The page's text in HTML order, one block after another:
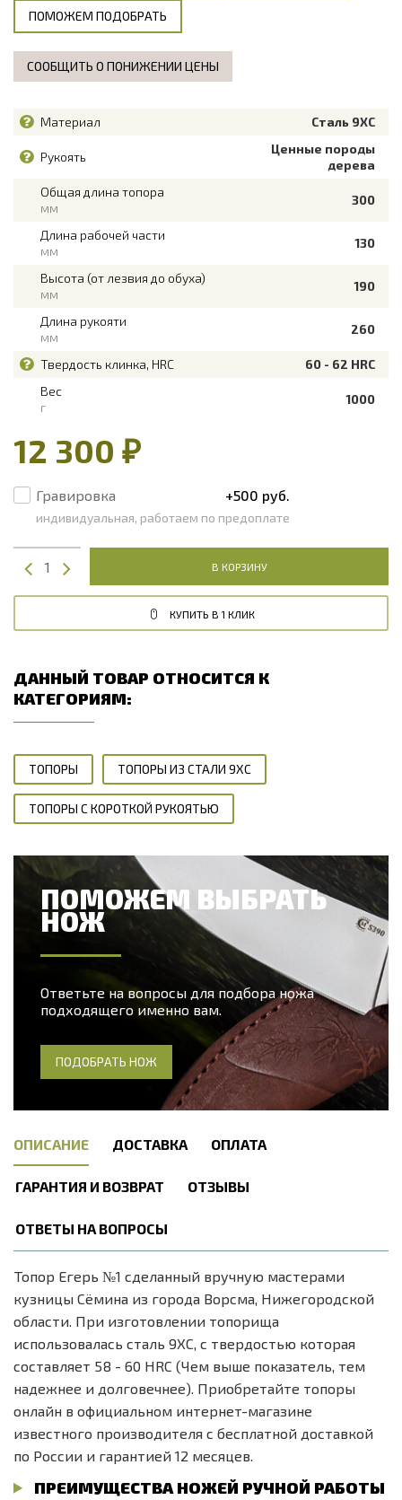
ПОМОЖЕМ ПОДОБРАТЬ
СООБЩИТЬ О ПОНИЖЕНИИ ЦЕНЫ
Материал Сталь 9ХС
Рукоять
Ценные породы
дерева
Общая длина топора
мм
300
Длина рабочей части
мм
130
Высота (от лезвия до обуха)
мм
190
Длина рукояти
мм
260
Твердость клинка, HRC
60 - 62 HRC
Вес
г
1000
12 300 ₽
Гравировка +500 руб.
индивидуальная, работаем по предоплате
В КОРЗИНУ
КУПИТЬ В 1 КЛИК
ДАННЫЙ ТОВАР ОТНОСИТСЯ К
КАТЕГОРИЯМ:
ТОПОРЫ ТОПОРЫ ИЗ СТАЛИ 9ХС
ТОПОРЫ С КОРОТКОЙ РУКОЯТЬЮ
ПОМОЖЕМ ВЫБРАТЬ
НОЖ
Ответьте на вопросы для подбора ножа
подходящего именно вам.
ПОДОБРАТЬ НОЖ
ОПИСАНИЕ ДОСТАВКА ОПЛАТА
ГАРАНТИЯ И ВОЗВРАТ ОТЗЫВЫ
ОТВЕТЫ НА ВОПРОСЫ
Топор Егерь №1 сделанный вручную мастерами
кузницы Сёмина из города Ворсма, Нижегородской
области. При изготовлении топорища
использовалась сталь 9ХС, с твердостью которая
составляет 58 - 60 HRC (Чем выше показатель, тем
надежнее и долговечнее). Приобретайте топоры
онлайн в официальном интернет-магазине
известного производителя с бесплатной доставкой
по России и гарантией 12 месяцев.
ПРЕИМУЩЕСТВА НОЖЕЙ РУЧНОЙ РАБОТЫ